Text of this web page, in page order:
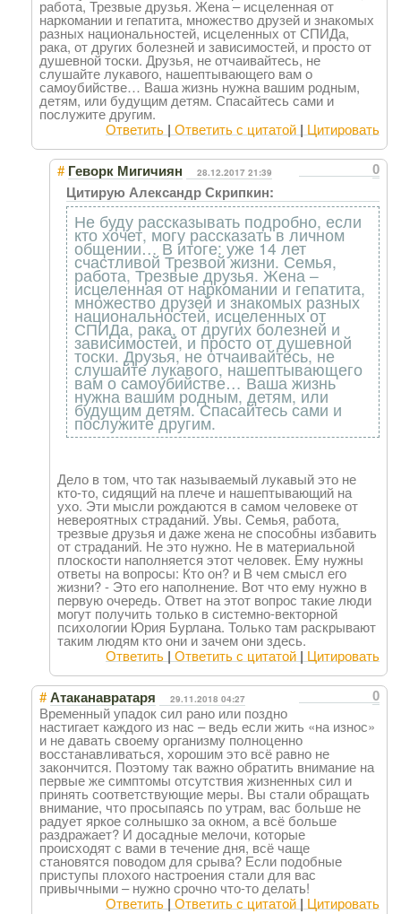
работа, Трезвые друзья. Жена – исцеленная от
наркомании и гепатита, множество друзей и знакомых
разных национальностей, исцеленных от СПИДа,
рака, от других болезней и зависимостей, и просто от
душевной тоски. Друзья, не отчаивайтесь, не
слушайте лукавого, нашептывающего вам о
самоубийстве… Ваша жизнь нужна вашим родным,
детям, или будущим детям. Спасайтесь сами и
послужите другим.
Ответить | Ответить с цитатой | Цитировать
0
# Геворк Мигичиян 28.12.2017 21:39
Цитирую Александр Скрипкин:
Не буду рассказывать подробно, если
кто хочет, могу рассказать в личном
общении… В итоге: уже 14 лет
счастливой Трезвой жизни. Семья,
работа, Трезвые друзья. Жена –
исцеленная от наркомании и гепатита,
множество друзей и знакомых разных
национальностей, исцеленных от
СПИДа, рака, от других болезней и
зависимостей, и просто от душевной
тоски. Друзья, не отчаивайтесь, не
слушайте лукавого, нашептывающего
вам о самоубийстве… Ваша жизнь
нужна вашим родным, детям, или
будущим детям. Спасайтесь сами и
послужите другим.
Дело в том, что так называемый лукавый это не
кто-то, сидящий на плече и нашептывающий на
ухо. Эти мысли рождаются в самом человеке от
невероятных страданий. Увы. Семья, работа,
трезвые друзья и даже жена не способны избавить
от страданий. Не это нужно. Не в материальной
плоскости наполняется этот человек. Ему нужны
ответы на вопросы: Кто он? и В чем смысл его
жизни? - Это его наполнение. Вот что ему нужно в
первую очередь. Ответ на этот вопрос такие люди
могут получить только в системно-векторной
психологии Юрия Бурлана. Только там раскрывают
таким людям кто они и зачем они здесь.
Ответить | Ответить с цитатой | Цитировать
0
# Атаканавратаря 29.11.2018 04:27
Временный упадок сил рано или поздно
настигает каждого из нас – ведь если жить «на износ»
и не давать своему организму полноценно
восстанавливаться, хорошим это всё равно не
закончится. Поэтому так важно обратить внимание на
первые же симптомы отсутствия жизненных сил и
принять соответствующие меры. Вы стали обращать
внимание, что просыпаясь по утрам, вас больше не
радует яркое солнышко за окном, а всё больше
раздражает? И досадные мелочи, которые
происходят с вами в течение дня, всё чаще
становятся поводом для срыва? Если подобные
приступы плохого настроения стали для вас
привычными – нужно срочно что-то делать!
Ответить | Ответить с цитатой | Цитировать